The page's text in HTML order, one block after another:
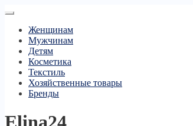
Женщинам
Мужчинам
Детям
Косметика
Текстиль
Хозяйственные товары
Бренды